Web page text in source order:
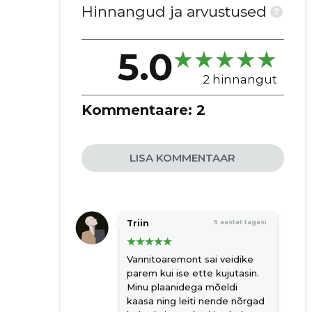
tehniline hooldus ja järelteenus
põranda remont
vannitoa ja köögi remont
seinte ja lagede remont
ehitusjärgne koristus
värvimisteenused
krohvimine
siseuste paigaldus või vahetus
hüdroisolatsioon
sanitaartehniliste seadmete
paigaldus või vahetus
komplektteenusena remonttöö
konsultatsioon
valgustite paigaldamine või vahetus
Hinnangud ja arvustused ?
5.0 2 hinnangut
Kommentaare: 2
LISA KOMMENTAAR
Triin 5 aastat tagasi
Vannitoaremont sai veidike
parem kui ise ette kujutasin.
Minu plaanidega mõeldi
kaasa ning leiti nende nõrgad